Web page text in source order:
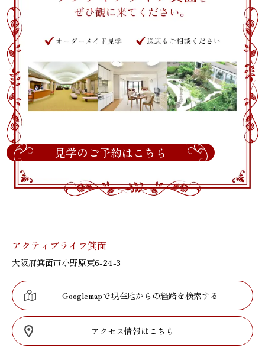
見学のご予約はこちら
アクティブライフ箕面
大阪府箕面市小野原東6-24-3
Googlemapで現在地からの経路を検索する
アクセス情報はこちら